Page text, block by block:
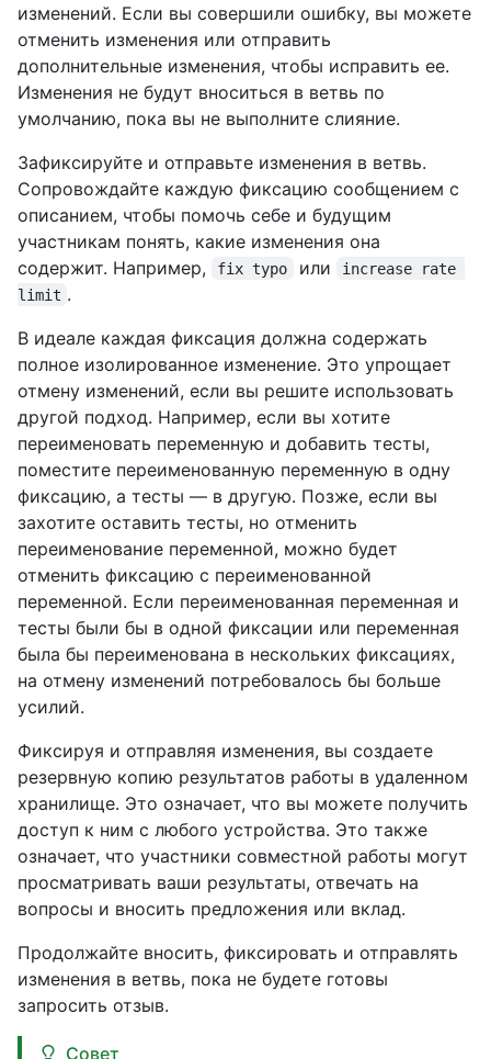
изменений. Если вы совершили ошибку, вы можете
отменить изменения или отправить
дополнительные изменения, чтобы исправить ее.
Изменения не будут вноситься в ветвь по
умолчанию, пока вы не выполните слияние.
Зафиксируйте и отправьте изменения в ветвь.
Сопровождайте каждую фиксацию сообщением с
описанием, чтобы помочь себе и будущим
участникам понять, какие изменения она
содержит. Например,
fix typo или
increase rate
limit .
В идеале каждая фиксация должна содержать
полное изолированное изменение. Это упрощает
отмену изменений, если вы решите использовать
другой подход. Например, если вы хотите
переименовать переменную и добавить тесты,
поместите переименованную переменную в одну
фиксацию, а тесты — в другую. Позже, если вы
захотите оставить тесты, но отменить
переименование переменной, можно будет
отменить фиксацию с переименованной
переменной. Если переименованная переменная и
тесты были бы в одной фиксации или переменная
была бы переименована в нескольких фиксациях,
на отмену изменений потребовалось бы больше
усилий.
Фиксируя и отправляя изменения, вы создаете
резервную копию результатов работы в удаленном
хранилище. Это означает, что вы можете получить
доступ к ним с любого устройства. Это также
означает, что участники совместной работы могут
просматривать ваши результаты, отвечать на
вопросы и вносить предложения или вклад.
Продолжайте вносить, фиксировать и отправлять
изменения в ветвь, пока не будете готовы
запросить отзыв.
Совет